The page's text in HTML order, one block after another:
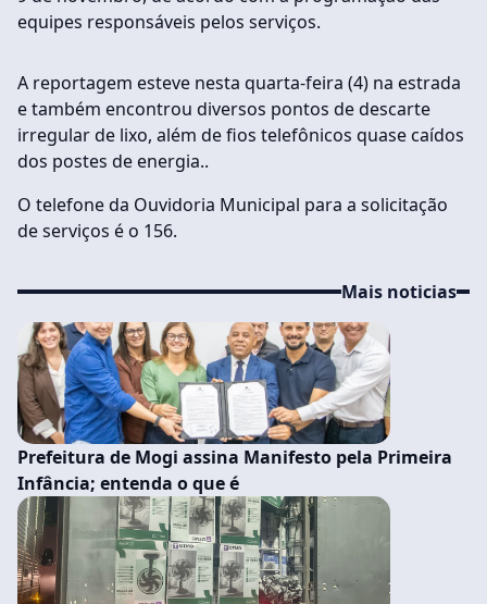
equipes responsáveis pelos serviços.
A reportagem esteve nesta quarta-feira (4) na estrada
e também encontrou diversos pontos de descarte
irregular de lixo, além de fios telefônicos quase caídos
dos postes de energia..
O telefone da Ouvidoria Municipal para a solicitação
de serviços é o 156.
Mais noticias
Prefeitura de Mogi assina Manifesto pela Primeira
Infância; entenda o que é